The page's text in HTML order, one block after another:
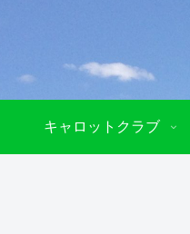
キャロットクラブ